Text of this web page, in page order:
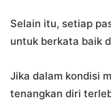
Selain itu, setiap
untuk berkata baik
Jika dalam kondisi
tenangkan diri